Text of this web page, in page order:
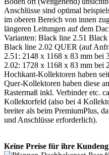
Anschlüsse sind optimal
im oberen Bereich von innen
längeren Leitungen auf dem
Varianten: Black line 2.51
Black line 2.02 QUER (auf
2.51: 2148 x 1168 x 83 mm
2.02: 1728 x 1168 x 83 mm bei
Hochkant-Kollektoren haben
Quer-Kollektoren haben diese
Rastermaß inkl. Verbinder etc.
Kollektorfeld (also bei 4
breiter als beim PremiumPlus,
und Anschlüsse erforderlich).
Keine Preise für ihre